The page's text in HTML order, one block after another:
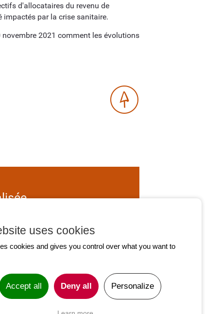
uses cookies
cookies and gives you control over what you want to
Accept all Deny all Personalize
d'allocataires du revenu de
impactés par la crise sanitaire.
2021 comment les évolutions
de votre choix